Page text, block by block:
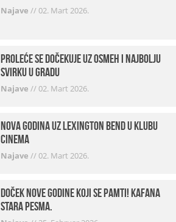
Najave //02. Mart 2026.
Proleće se dočekuje uz osmeh i najbolju
svirku u gradu
Najave //02. Mart 2026.
Nova godina uz Lexington bend u klubu
Cinema
Najave //02. Mart 2026.
Doček Nove godine koji se pamti! Kafana
Stara pesma.